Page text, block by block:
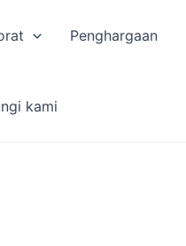
Penghargaan
kami